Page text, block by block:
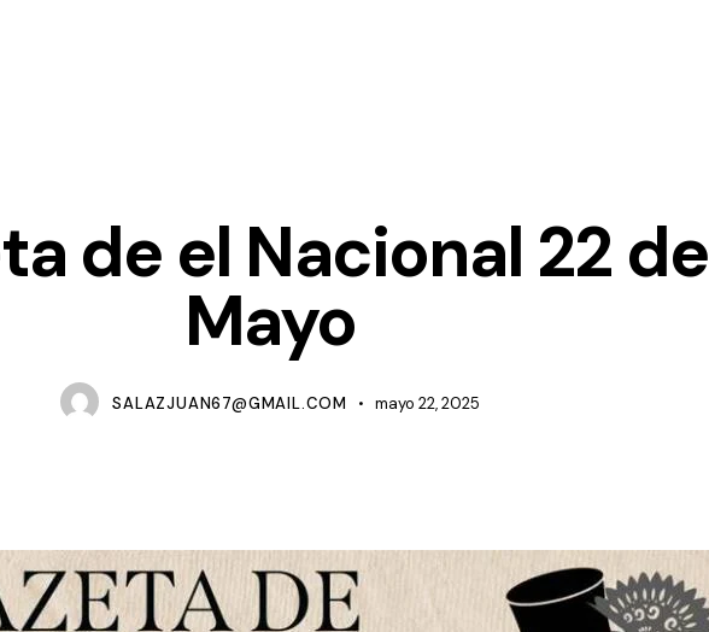
de el Nacional 22 de
Mayo
SALAZJUAN67@GMAIL.COM mayo 22, 2025